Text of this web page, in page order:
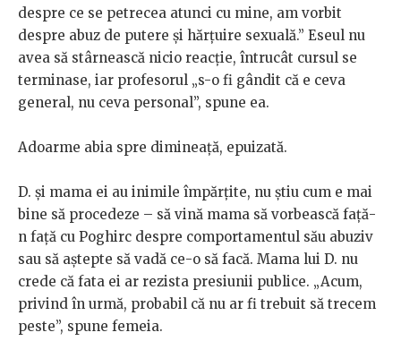
despre ce se petrecea atunci cu mine, am vorbit
despre abuz de putere și hărțuire sexuală.” Eseul nu
avea să stârnească nicio reacție, întrucât cursul se
terminase, iar profesorul „s-o fi gândit că e ceva
general, nu ceva personal”, spune ea.
Adoarme abia spre dimineață, epuizată.
D. și mama ei au inimile împărțite, nu știu cum e mai
bine să procedeze – să vină mama să vorbească față-
n față cu Poghirc despre comportamentul său abuziv
sau să aștepte să vadă ce-o să facă. Mama lui D. nu
crede că fata ei ar rezista presiunii publice. „Acum,
privind în urmă, probabil că nu ar fi trebuit să trecem
peste”, spune femeia.